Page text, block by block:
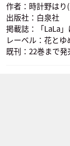
作者：時計野はり
出版社：白泉社
掲載誌：「LaLa
レーベル：花とゆ
既刊：22巻まで発